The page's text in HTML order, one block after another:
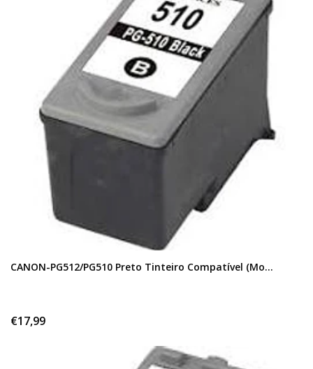
CANON-PG512/PG510 Preto Tinteiro Compatível (Mo...
€17,99